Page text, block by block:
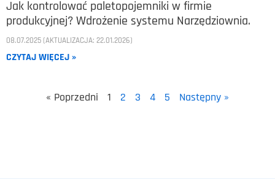
Jak kontrolować paletopojemniki w firmie
produkcyjnej? Wdrożenie systemu Narzędziownia.
08.07.2025 (AKTUALIZACJA: 22.01.2026)
CZYTAJ WIĘCEJ »
« Poprzedni 1 2 3 4 5 Następny »